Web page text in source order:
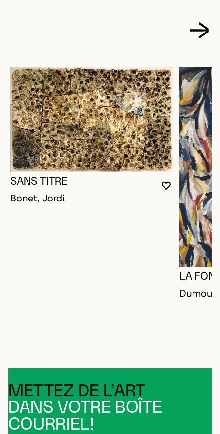
VOUS
FERMER
OUVRIR LA
SANS TITRE
Bonet, Jordi
LA
METTEZ DE L’ART
DANS VOTRE BOÎTE
COURRIEL!